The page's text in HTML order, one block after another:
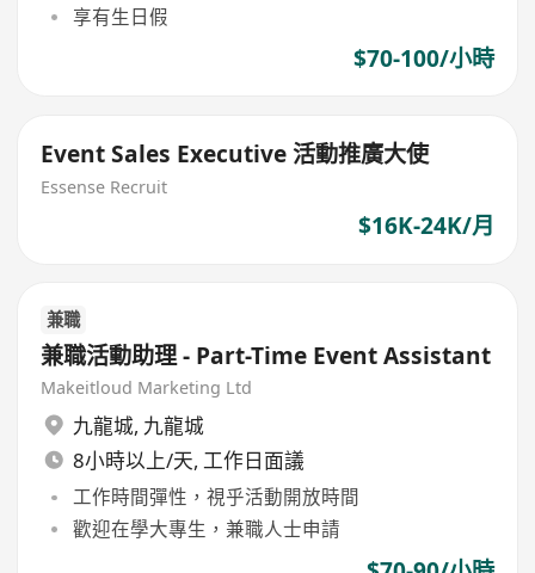
享有生日假
$70-100/小時
Event Sales Executive 活動推廣大使
Essense Recruit
$16K-24K/月
兼職
兼職活動助理 - Part-Time Event Assistant
Makeitloud Marketing Ltd
九龍城, 九龍城
8小時以上/天, 工作日面議
工作時間彈性，視乎活動開放時間
歡迎在學大專生，兼職人士申請